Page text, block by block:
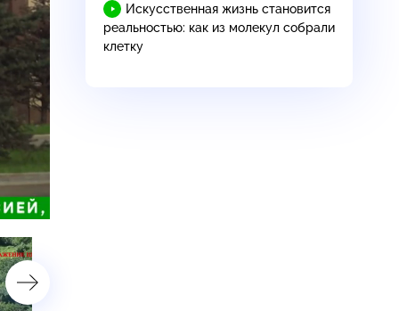
Искусственная жизнь становится
реальностью: как из молекул собрали
клетку